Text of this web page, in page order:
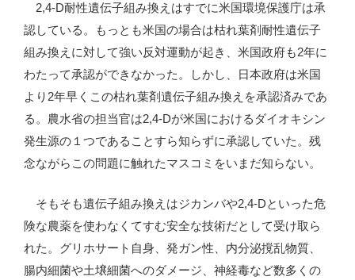
2,4-D耐性遺伝子組み換えはすでに米国環境保護庁は承
認している。もっとも米国の場合は枯れ葉剤耐性遺伝子
組み換えに対して強い反対運動が起き、米国政府も2年に
わたって承認ができなかった。しかし、日本政府は米国
より2年早くこの枯れ葉剤遺伝子組み換えを承認済みであ
る。農水省の担当官は2,4-Dが米国におけるダイオキシン
発生源の１つであることすら知らずに承認していた。残
念ながらこの問題に触れたマスコミをいまだ知らない。
そもそも遺伝子組み換えはジカンバや2,4-Dといった危
険な農薬を使わなくてすむ安全な技術だとして受け取ら
れた。グリホサート自身、発ガン性、内分泌撹乱物質、
腸内細菌や土壌細菌へのダメージ、神経毒など数多くの